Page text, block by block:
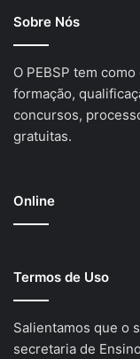
Sobre Nós
O PEBSP tem
formação,
concursos,
gratuitas.
Online
Termos de Uso
Salientamos que o
secretaria de